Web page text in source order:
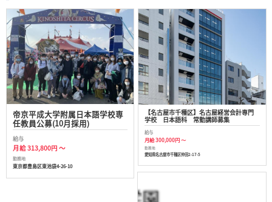
帝京平成大学附属日本語学校専
任教員公募(10月採用)
給与
月給 313,800円 ～
勤務地
東京都豊島区東池袋4-26-10
【名古屋市千種区】名古屋経営会計専門
学校 日本語科 常勤講師募集
給与
月給 300,000円 ～
勤務地
愛知県名古屋市千種区仲田2-17-5